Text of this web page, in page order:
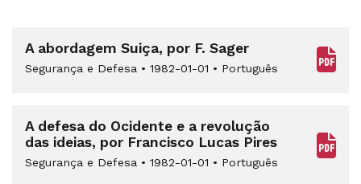
A abordagem Suiça, por F. Sager
Segurança e Defesa • 1982-01-01 • Português
A defesa do Ocidente e a revolução
das ideias, por Francisco Lucas Pires
Segurança e Defesa • 1982-01-01 • Português